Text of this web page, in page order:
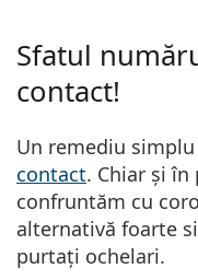
Sfatul
contact!
Un remediu
contact. Chiar și în
confruntăm cu
alternativă foarte
purtați ochelari.